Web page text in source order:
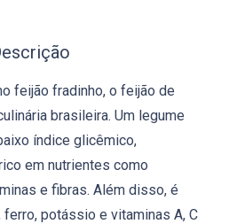
feijão fradinho, o feijão de
brasileira. Um legume
índice glicêmico,
em nutrientes como
e fibras. Além disso, é
potássio e vitaminas A, C